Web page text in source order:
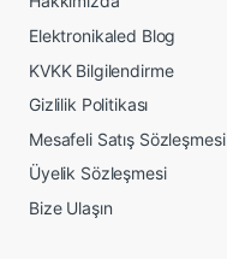
Elektronikaled Blog
KVKK Bilgilendirme
Gizlilik Politikası
Mesafeli Satış Sözleşmesi
Üyelik Sözleşmesi
Bize Ulaşın